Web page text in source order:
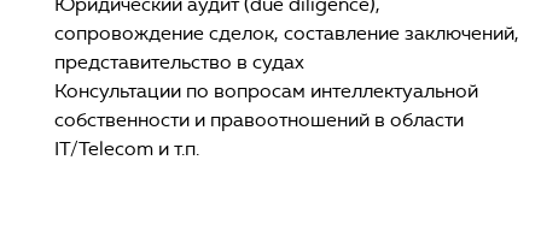
сопровождение сделок, составление заключений,
представительство в судах
Консультации по вопросам интеллектуальной
собственности и правоотношений в области
IT/Telecom и т.п.